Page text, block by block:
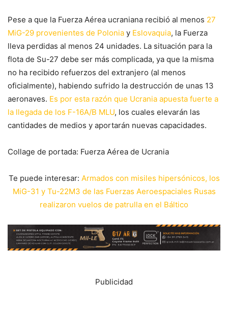
Pese a que la Fuerza Aérea ucraniana recibió al menos 27
MiG-29 provenientes de Polonia y Eslovaquia, la Fuerza
lleva perdidas al menos 24 unidades. La situación para la
flota de Su-27 debe ser más complicada, ya que la misma
no ha recibido refuerzos del extranjero (al menos
oficialmente), habiendo sufrido la destrucción de unas 13
aeronaves. Es por esta razón que Ucrania apuesta fuerte a
la llegada de los F-16A/B MLU, los cuales elevarán las
cantidades de medios y aportarán nuevas capacidades.
Collage de portada: Fuerza Aérea de Ucrania
Te puede interesar: Armados con misiles hipersónicos, los
MiG-31 y Tu-22M3 de las Fuerzas Aeroespaciales Rusas
realizaron vuelos de patrulla en el Báltico
Publicidad